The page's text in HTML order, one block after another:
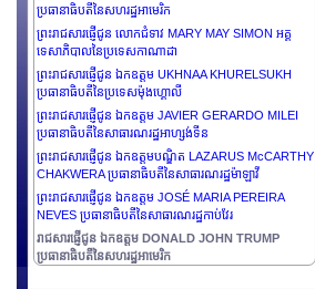
ប្រធានាធិបតីនៃសហរដ្ឋអាមេរិក
ព្រះរាជសារផ្ញើជូន លោកជំទាវ MARY MAY SIMON អគ្គ
ទេសាភិបាលនៃប្រទេសកាណាដា
ព្រះរាជសារផ្ញើជូន ឯកឧត្តម UKHNAA KHURELSUKH
ប្រធានាធិបតីនៃប្រទេសម៉ុងហ្គោលី
ព្រះរាជសារផ្ញើជូន ឯកឧត្តម JAVIER GERARDO MILEI
ប្រធានាធិបតីនៃសាធារណរដ្ឋអាហ្សង់ទីន
ព្រះរាជសារផ្ញើជូន ឯកឧត្តមបណ្ឌិត LAZARUS McCARTHY
CHAKWERA ប្រធានាធិបតីនៃសាធារណរដ្ឋម៉ាឡាវី
ព្រះរាជសារផ្ញើជូន ឯកឧត្តម JOSÉ MARIA PEREIRA
NEVES ប្រធានាធិបតីនៃសាធារណរដ្ឋកាប់វែរ
រាជសារផ្ញើជូន ឯកឧត្តម DONALD JOHN TRUMP
ប្រធានាធិបតីនៃសហរដ្ឋអាមេរិក